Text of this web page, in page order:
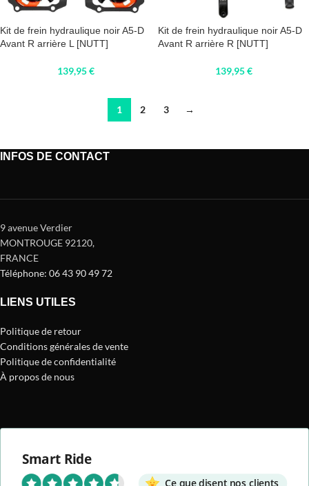
Kit de frein hydraulique noir A5-D
Avant R arrière L [NUTT]
139,95€
Kit de frein hydraulique noir A5-D
Avant R arrière R [NUTT]
139,95€
1 2 3 →
INFOS DE CONTACT
9 avenue Verdier
MONTROUGE 92120,
FRANCE
Téléphone: 06 43 90 49 72
LIENS UTILES
Politique de retour
Conditions générales de vente
Politique de confidentialité
À propos de nous
Smart Ride
Ce que disent nos clients